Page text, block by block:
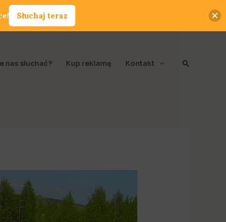
nas słuchać? Kup reklamę Kontakt Szukaj
Słuchaj teraz